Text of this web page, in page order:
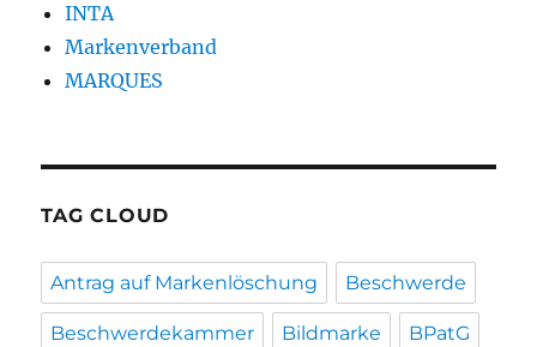
INTA
Markenverband
MARQUES
TAG CLOUD
Antrag auf Markenlöschung Beschwerde
Beschwerdekammer Bildmarke BPatG